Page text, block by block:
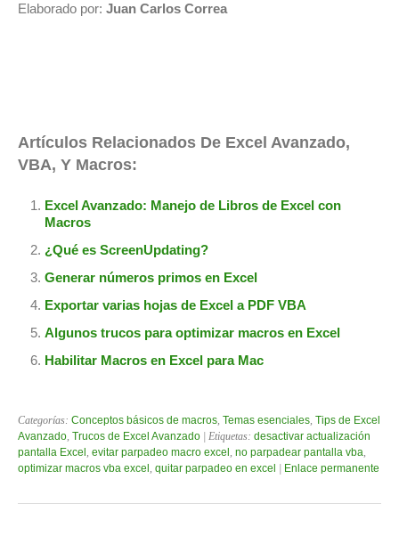
Elaborado por: Juan Carlos Correa
Artículos Relacionados De Excel Avanzado,
VBA, Y Macros:
Excel Avanzado: Manejo de Libros de Excel con
Macros
¿Qué es ScreenUpdating?
Generar números primos en Excel
Exportar varias hojas de Excel a PDF VBA
Algunos trucos para optimizar macros en Excel
Habilitar Macros en Excel para Mac
Categorías: Conceptos básicos de macros, Temas esenciales, Tips de Excel
Avanzado, Trucos de Excel Avanzado | Etiquetas: desactivar actualización
pantalla Excel, evitar parpadeo macro excel, no parpadear pantalla vba,
optimizar macros vba excel, quitar parpadeo en excel | Enlace permanente